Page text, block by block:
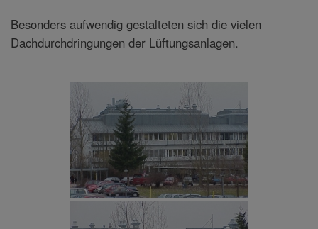
Besonders aufwendig gestalteten sich die vielen
Dachdurchdringungen der Lüftungsanlagen.